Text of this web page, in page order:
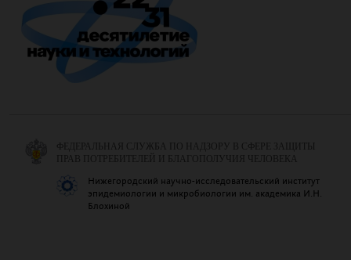
ФЕДЕРАЛЬНАЯ СЛУЖБА ПО НАДЗОРУ В СФЕРЕ ЗАЩИТЫ
ПРАВ ПОТРЕБИТЕЛЕЙ И БЛАГОПОЛУЧИЯ ЧЕЛОВЕКА
Нижегородский научно-исследовательский институт
эпидемиологии и микробиологии им. академика И.Н.
Блохиной